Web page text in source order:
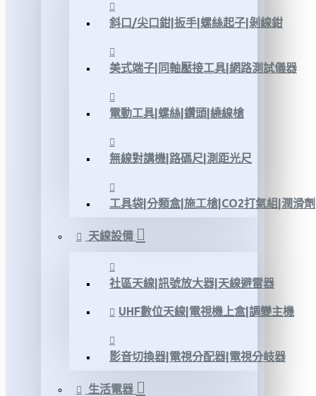
斜口/尖口鉗|扳手|螺絲起子|剝線鉗
美式端子|同軸壓接工具|網路測試儀器
電動工具|螺絲|鑽頭|繞線槍
無線對講機|路碼尺|測距光尺
工具袋|分類盒|施工槍|CO2打氣組|潤滑劑
天線設備
社區天線|訊號放大器|天線避雷器
UHF數位天線|電視機上盒|調變主機
影音切換器|電視分配器|電視分岐器
生活電器